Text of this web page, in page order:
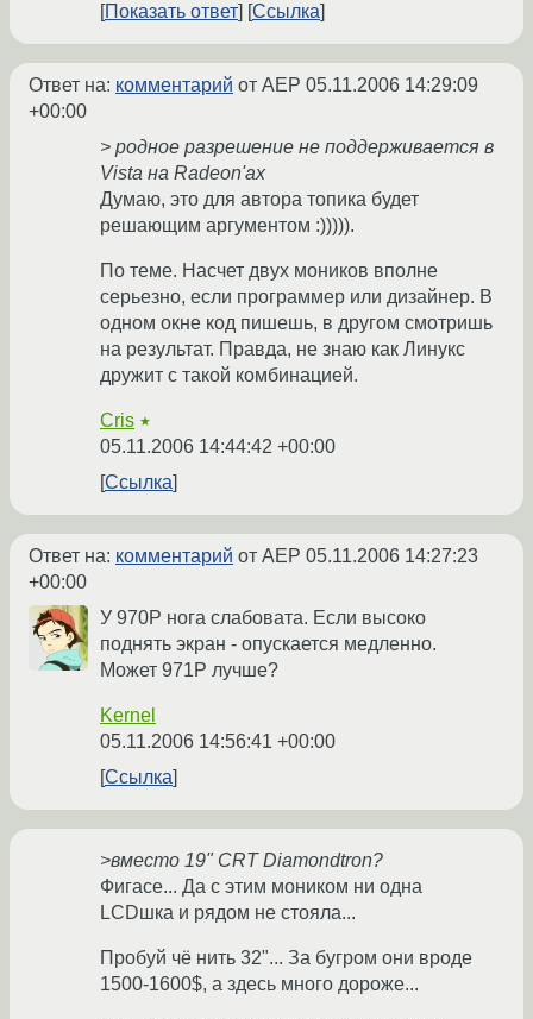
Показать ответ Ссылка
Ответ на: комментарий от AEP 05.11.2006 14:29:09
+00:00
> родное разрешение не поддерживается в
Vista на Radeon'ах
Думаю, это для автора топика будет
решающим аргументом :))))).
По теме. Насчет двух моников вполне
серьезно, если программер или дизайнер. В
одном окне код пишешь, в другом смотришь
на результат. Правда, не знаю как Линукс
дружит с такой комбинацией.
Cris ★
05.11.2006 14:44:42 +00:00
Ссылка
Ответ на: комментарий от AEP 05.11.2006 14:27:23
+00:00
У 970Р нога слабовата. Если высоко
поднять экран - опускается медленно.
Может 971P лучше?
Kernel
05.11.2006 14:56:41 +00:00
Ссылка
>вместо 19" CRT Diamondtron?
Фигасе... Да с этим моником ни одна
LCDшка и рядом не стояла...
Пробуй чё нить 32"... За бугром они вроде
1500-1600$, а здесь много дороже...